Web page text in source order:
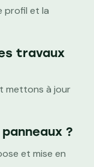
profil et la
travaux
mettons à jour
?
et mise en